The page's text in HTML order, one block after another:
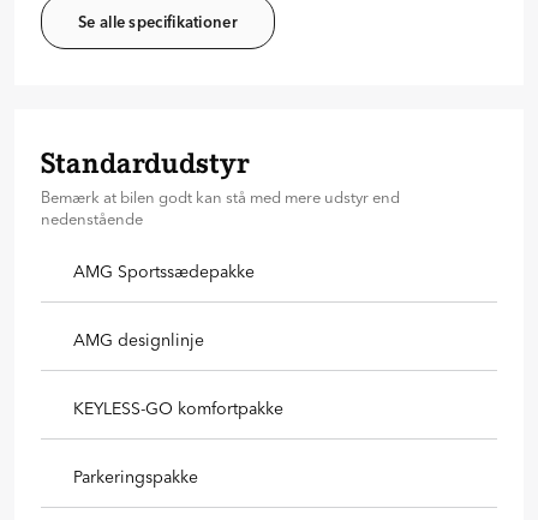
Se alle specifikationer
Standardudstyr
Bemærk at bilen godt kan stå med mere udstyr end
nedenstående
AMG Sportssædepakke
AMG designlinje
KEYLESS-GO komfortpakke
Parkeringspakke